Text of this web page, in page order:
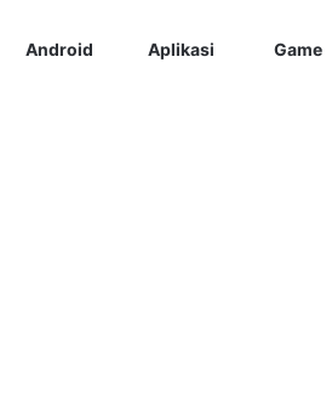
Android Aplikasi Game